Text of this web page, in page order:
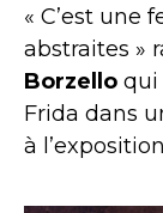
« C’est une
abstraites »
Borzello qui
Frida dans
à